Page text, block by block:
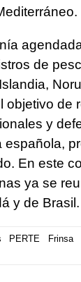
de
objetivo de
y
española,
En este
ya se
y de Brasil.
PERTE Frinsa